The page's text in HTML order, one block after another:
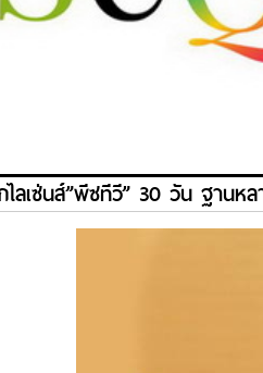
ลเซ่นส์”พีซทีวี” 30 วัน ฐาน